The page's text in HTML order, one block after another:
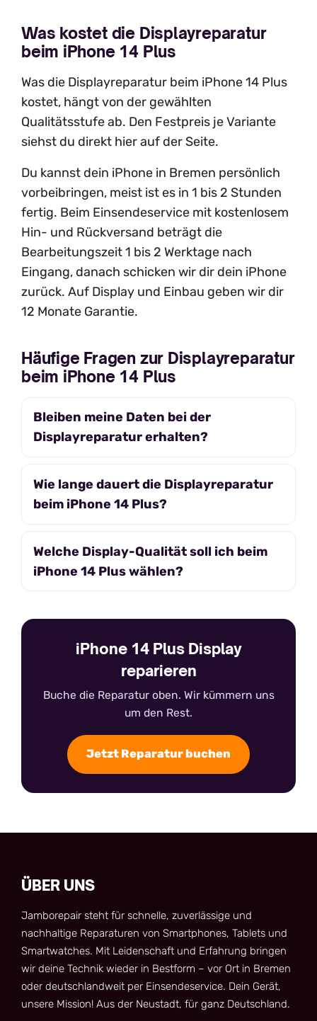
Was kostet die Displayreparatur
beim iPhone 14 Plus
Was die Displayreparatur beim iPhone 14 Plus
kostet, hängt von der gewählten
Qualitätsstufe ab. Den Festpreis je Variante
siehst du direkt hier auf der Seite.
Du kannst dein iPhone in Bremen persönlich
vorbeibringen, meist ist es in 1 bis 2 Stunden
fertig. Beim Einsendeservice mit kostenlosem
Hin- und Rückversand beträgt die
Bearbeitungszeit 1 bis 2 Werktage nach
Eingang, danach schicken wir dir dein iPhone
zurück. Auf Display und Einbau geben wir dir
12 Monate Garantie.
Häufige Fragen zur Displayreparatur
beim iPhone 14 Plus
Bleiben meine Daten bei der
Displayreparatur erhalten?
Wie lange dauert die Displayreparatur
beim iPhone 14 Plus?
Welche Display-Qualität soll ich beim
iPhone 14 Plus wählen?
iPhone 14 Plus Display
reparieren
Buche die Reparatur oben. Wir kümmern uns
um den Rest.
Jetzt Reparatur buchen
ÜBER UNS
Jamborepair steht für schnelle, zuverlässige und
nachhaltige Reparaturen von Smartphones, Tablets und
Smartwatches. Mit Leidenschaft und Erfahrung bringen
wir deine Technik wieder in Bestform – vor Ort in Bremen
oder deutschlandweit per Einsendeservice. Dein Gerät,
unsere Mission! Aus der Neustadt, für ganz Deutschland.